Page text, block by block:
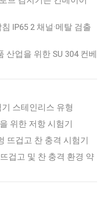
IP65 2 채널·메탈 검출
산업을 위한 SU 304 컨베
스테인리스 유형
위한 저항 시험기
뜨겁고 찬 충격 시험기
겁고 및 찬 충격 환경 약